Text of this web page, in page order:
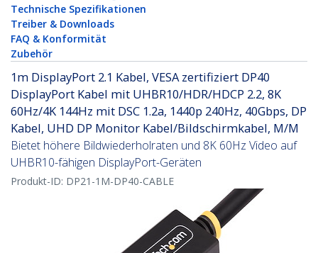
Technische Spezifikationen
Treiber & Downloads
FAQ & Konformität
Zubehör
1m DisplayPort 2.1 Kabel, VESA zertifiziert DP40
DisplayPort Kabel mit UHBR10/HDR/HDCP 2.2, 8K
60Hz/4K 144Hz mit DSC 1.2a, 1440p 240Hz, 40Gbps, DP
Kabel, UHD DP Monitor Kabel/Bildschirmkabel, M/M
Bietet höhere Bildwiederholraten und 8K 60Hz Video auf
UHBR10-fähigen DisplayPort-Geräten
Produkt-ID: DP21-1M-DP40-CABLE